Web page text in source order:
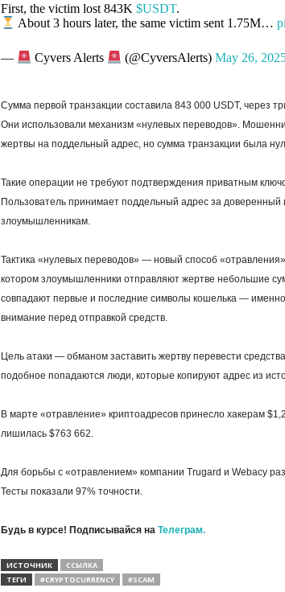
First, the victim lost 843K $USDT.
About 3 hours later, the same victim sent 1.75M…
— Cyvers Alerts (@CyversAlerts) May 26,
Сумма первой транзакции составила 843 000 USDT, через
Они использовали механизм «нулевых переводов».
жертвы на поддельный адрес, но сумма транзакции была
Такие операции не требуют подтверждения приватным
Пользователь принимает поддельный адрес за доверенный
злоумышленникам.
Тактика «нулевых переводов» — новый способ
котором злоумышленники отправляют жертве небольшие
совпадают первые и последние символы кошелька —
внимание перед отправкой средств.
Цель атаки — обманом заставить жертву перевести
подобное попадаются люди, которые копируют адрес из
В марте «отравление» криптоадресов принесло хакерам
лишилась $763 662.
Для борьбы с «отравлением» компании Trugard и Webacy
Тесты показали 97% точности.
Будь в курсе! Подписывайся на Телеграм.
ИСТОЧНИК
ССЫЛКА
ТЕГИ
#CRYPTOCURRENCY #SCAM